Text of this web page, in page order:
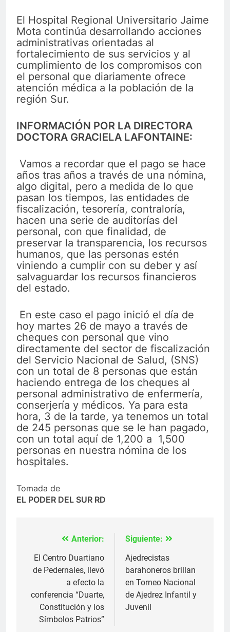
El Hospital Regional Universitario Jaime
Mota continúa desarrollando acciones
administrativas orientadas al
fortalecimiento de sus servicios y al
cumplimiento de los compromisos con
el personal que diariamente ofrece
atención médica a la población de la
región Sur.
INFORMACIÓN POR LA DIRECTORA
DOCTORA GRACIELA LAFONTAINE:
Vamos a recordar que el pago se hace
años tras años a través de una nómina,
algo digital, pero a medida de lo que
pasan los tiempos, las entidades de
fiscalización, tesorería, contraloría,
hacen una serie de auditorías del
personal, con que finalidad, de
preservar la transparencia, los recursos
humanos, que las personas estén
viniendo a cumplir con su deber y así
salvaguardar los recursos financieros
del estado.
En este caso el pago inició el día de
hoy martes 26 de mayo a través de
cheques con personal que vino
directamente del sector de fiscalización
del Servicio Nacional de Salud, (SNS)
con un total de 8 personas que están
haciendo entrega de los cheques al
personal administrativo de enfermería,
conserjería y médicos. Ya para esta
hora, 3 de la tarde, ya tenemos un total
de 245 personas que se le han pagado,
con un total aquí de 1,200 a 1,500
personas en nuestra nómina de los
hospitales.
Tomada de
EL PODER DEL SUR RD
Navegación
de
entradas
Anterior:
El Centro Duartiano
de Pedernales, llevó
a efecto la
conferencia “Duarte,
Constitución y los
Símbolos Patrios”
Siguiente:
Ajedrecistas
barahoneros brillan
en Torneo Nacional
de Ajedrez Infantil y
Juvenil